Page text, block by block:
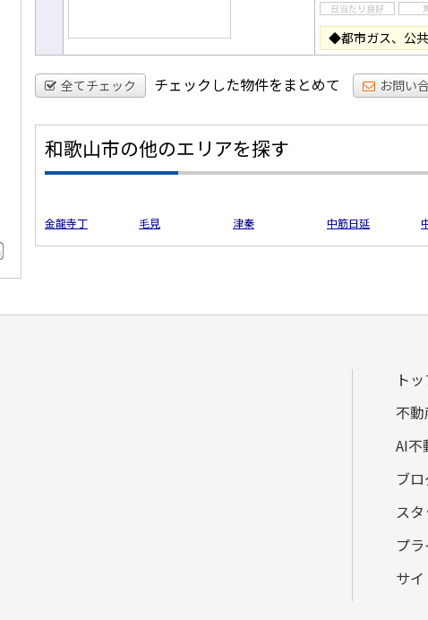
◆都市ガス、公
全てチェック チェックした物件をまとめて お問い
和歌山市の他のエリアを探す
金龍寺丁 毛見 津秦 中筋日延
ト
不
AI不
ブ
ス
プ
サ